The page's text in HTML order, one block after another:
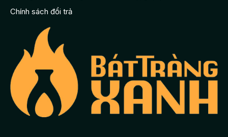
Chính sách đổi trả